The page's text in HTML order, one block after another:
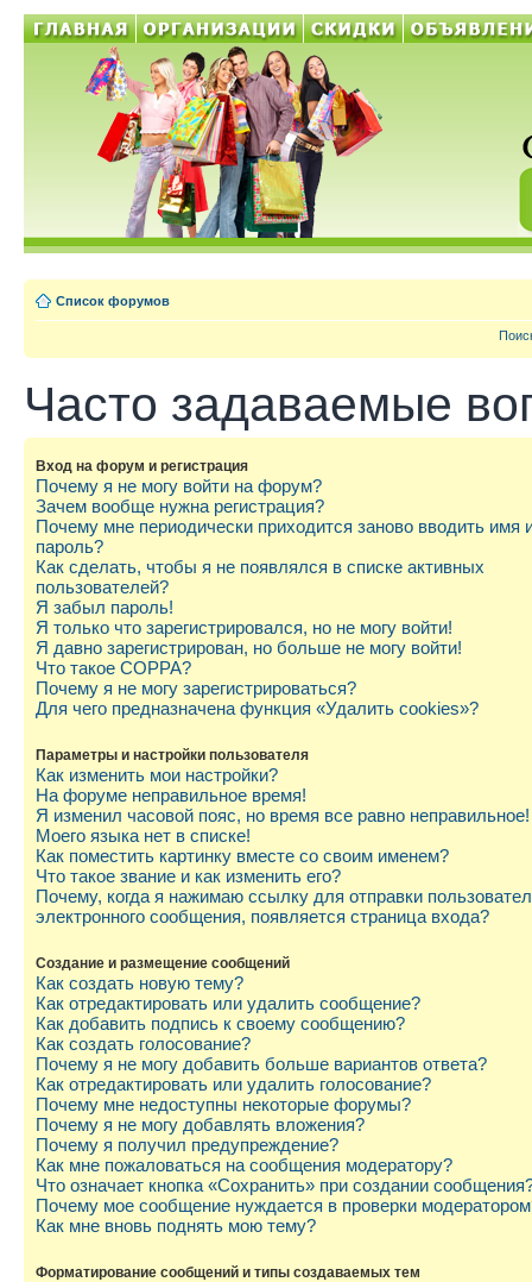
Список форумов
Часто задаваемые
Вход на форум и регистрация
Почему я не могу войти на форум?
Зачем вообще нужна регистрация?
Почему мне периодически приходится заново вводить имя
пароль?
Как сделать, чтобы я не появлялся в списке активных
пользователей?
Я забыл пароль!
Я только что зарегистрировался, но не могу войти!
Я давно зарегистрирован, но больше не могу войти!
Что такое COPPA?
Почему я не могу зарегистрироваться?
Для чего предназначена функция «Удалить cookies»?
Параметры и настройки пользователя
Как изменить мои настройки?
На форуме неправильное время!
Я изменил часовой пояс, но время все равно неправильное!
Моего языка нет в списке!
Как поместить картинку вместе со своим именем?
Что такое звание и как изменить его?
Почему, когда я нажимаю ссылку для отправки
электронного сообщения, появляется страница входа?
Создание и размещение сообщений
Как создать новую тему?
Как отредактировать или удалить сообщение?
Как добавить подпись к своему сообщению?
Как создать голосование?
Почему я не могу добавить больше вариантов ответа?
Как отредактировать или удалить голосование?
Почему мне недоступны некоторые форумы?
Почему я не могу добавлять вложения?
Почему я получил предупреждение?
Как мне пожаловаться на сообщения модератору?
Что означает кнопка «Сохранить» при создании
Почему мое сообщение нуждается в проверки
Как мне вновь поднять мою тему?
Форматирование сообщений и типы создаваемых тем